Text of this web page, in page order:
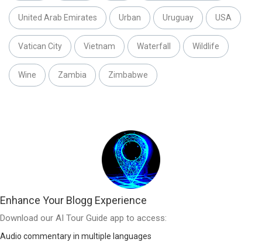
United Arab Emirates Urban Uruguay USA
Vatican City Vietnam Waterfall Wildlife
Wine Zambia Zimbabwe
Enhance Your Blogg Experience
Download our AI Tour Guide app to access:
Audio commentary in multiple languages